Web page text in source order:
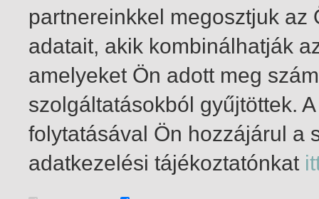
1-1 / total 1 hit
partnereinkkel megosztjuk
adatait, akik kombinálhatják
amelyeket Ön adott meg
szolgáltatásokból gyűjtöttek.
folytatásával Ön hozzájárul a
adatkezelési tájékoztatónkat